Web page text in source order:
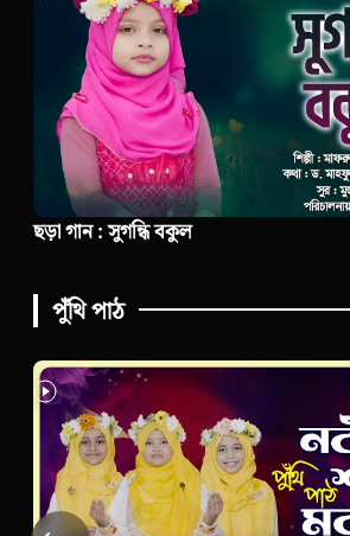
ছড়া গান : সুগন্ধি বকুল
পুঁথি পাঠ